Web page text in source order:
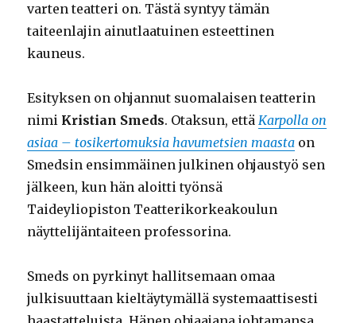
varten teatteri on. Tästä syntyy tämän
taiteenlajin ainutlaatuinen esteettinen
kauneus.
Esityksen on ohjannut suomalaisen teatterin
nimi Kristian Smeds. Otaksun, ettäKarpolla on
asiaa – tosikertomuksia havumetsien maasta on
Smedsin ensimmäinen julkinen ohjaustyö sen
jälkeen, kun hän aloitti työnsä
Taideyliopiston Teatterikorkeakoulun
näyttelijäntaiteen professorina.
Smeds on pyrkinyt hallitsemaan omaa
julkisuuttaan kieltäytymällä systemaattisesti